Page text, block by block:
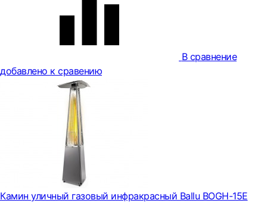
В сравнение
добавлено к сравению
Камин уличный газовый инфракрасный Ballu BOGH-15E